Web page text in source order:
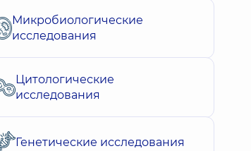
Микробиологические
исследования
Цитологические
исследования
Генетические исследования